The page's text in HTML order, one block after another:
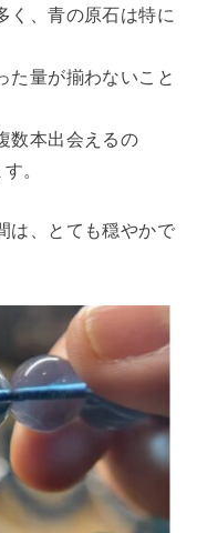
く、青の原石は特に
た量が揃わないこと
数本出会えるの
。
は、とても穏やかで